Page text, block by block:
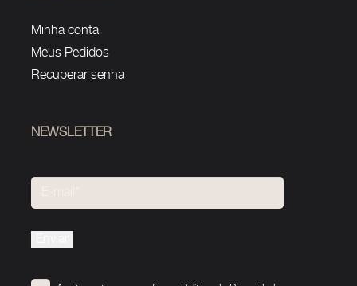
Minha conta
Meus Pedidos
Recuperar senha
NEWSLETTER